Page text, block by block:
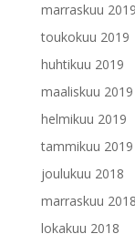
marraskuu 2019
toukokuu 2019
huhtikuu 2019
maaliskuu 2019
helmikuu 2019
tammikuu 2019
joulukuu 2018
marraskuu 2018
lokakuu 2018